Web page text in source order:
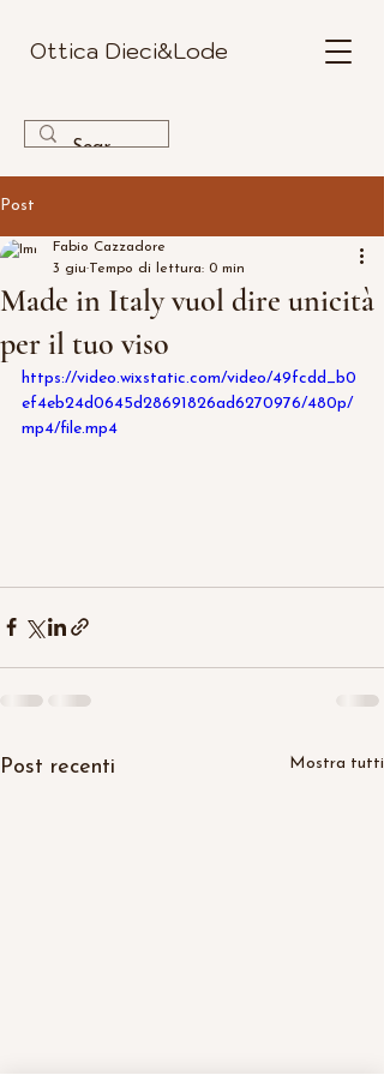
Ottica Dieci&Lode
Post
Made in Italy vuol dire unicità
per il tuo viso
Fabio Cazzadore
3 giu Tempo di lettura: 0 min
https://video.wixstatic.com/video/49fcdd_b0
ef4eb24d0645d28691826ad6270976/480p/
mp4/file.mp4
Post recenti Mostra tutti